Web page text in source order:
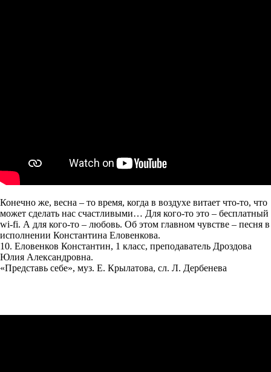
Конечно же, весна – то время, когда в воздухе витает что-то, что
может сделать нас счастливыми… Для кого-то это – бесплатный
wi-fi. А для кого-то – любовь. Об этом главном чувстве – песня в
исполнении Константина Еловенкова.
10. Еловенков Константин, 1 класс, преподаватель Дроздова
Юлия Александровна.
«Представь себе», муз. Е. Крылатова, сл. Л. Дербенева